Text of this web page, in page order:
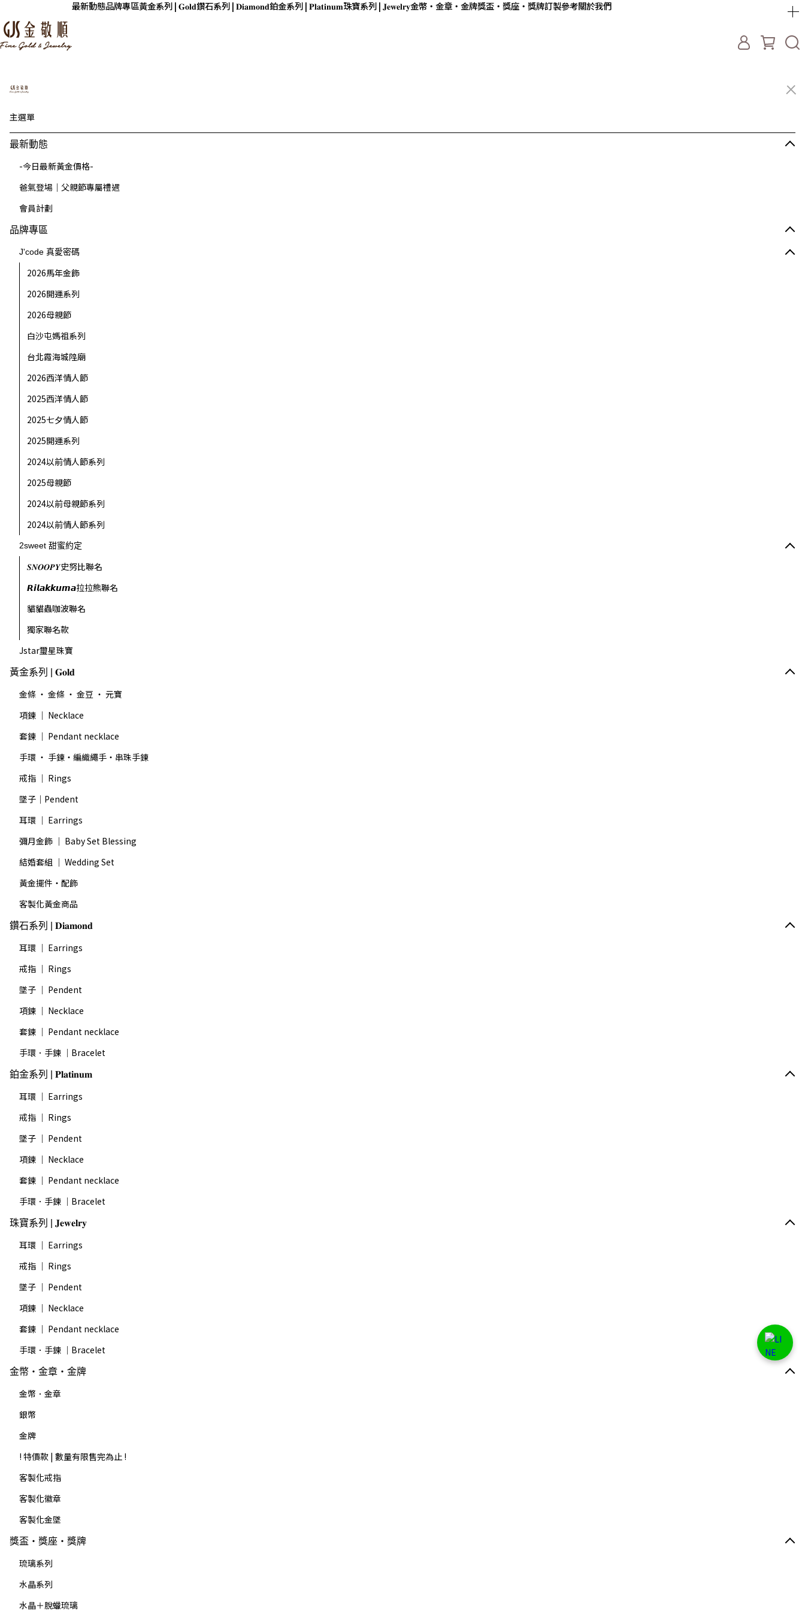
最新動態品牌專區黃金系列 | 𝐆𝐨𝐥𝐝鑽石系列 | 𝐃𝐢𝐚𝐦𝐨𝐧𝐝鉑金系列 | 𝐏𝐥𝐚𝐭𝐢𝐧𝐮𝐦珠寶系列 | 𝐉𝐞𝐰𝐞𝐥𝐫𝐲金幣・金章・金牌獎盃・獎座・獎牌訂製參考關於我們
主選單
最新動態
-今日最新黃金價格-
爸氣登場｜父親節專屬禮遇
會員計劃
品牌專區
J'code 真愛密碼
2026馬年金飾
2026開運系列
2026母親節
白沙屯媽祖系列
台北霞海城隍廟
2026西洋情人節
2025西洋情人節
2025七夕情人節
2025開運系列
2024以前情人節系列
2025母親節
2024以前母親節系列
2024以前情人節系列
2sweet 甜蜜約定
𝑺𝑵𝑶𝑶𝑷𝒀史努比聯名
𝙍𝙞𝙡𝙖𝙠𝙠𝙪𝙢𝙖拉拉熊聯名
貓貓蟲咖波聯名
獨家聯名款
Jstar璽星珠寶
黃金系列 | 𝐆𝐨𝐥𝐝
金條 ・ 金條 ・ 金豆 ・ 元寶
項鍊 ｜ Necklace
套鍊 ｜ Pendant necklace
手環 ・ 手鍊・編織繩手・串珠手鍊
戒指 ｜ Rings
墜子｜Pendent
耳環 ｜ Earrings
彌月金飾 ｜ Baby Set Blessing
結婚套組 ｜ Wedding Set
黃金擺件・配飾
客製化黃金商品
鑽石系列 | 𝐃𝐢𝐚𝐦𝐨𝐧𝐝
耳環 ｜ Earrings
戒指 ｜ Rings
墜子 ｜ Pendent
項鍊 ｜ Necklace
套鍊 ｜ Pendant necklace
手環．手鍊 ｜Bracelet
鉑金系列 | 𝐏𝐥𝐚𝐭𝐢𝐧𝐮𝐦
耳環 ｜ Earrings
戒指 ｜ Rings
墜子 ｜ Pendent
項鍊 ｜ Necklace
套鍊 ｜ Pendant necklace
手環．手鍊 ｜Bracelet
珠寶系列 | 𝐉𝐞𝐰𝐞𝐥𝐫𝐲
耳環 ｜ Earrings
戒指 ｜ Rings
墜子 ｜ Pendent
項鍊 ｜ Necklace
套鍊 ｜ Pendant necklace
手環．手鍊 ｜Bracelet
金幣・金章・金牌
金幣．金章
銀幣
金牌
! 特價款 | 數量有限售完為止 !
客製化戒指
客製化徽章
客製化金墜
獎盃・獎座・獎牌
琉璃系列
水晶系列
水晶＋脫蠟琉璃